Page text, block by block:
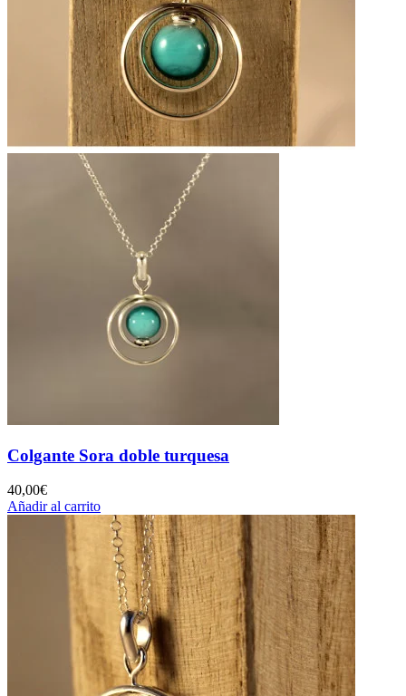
Colgante Sora doble turquesa
40,00€
Añadir al carrito